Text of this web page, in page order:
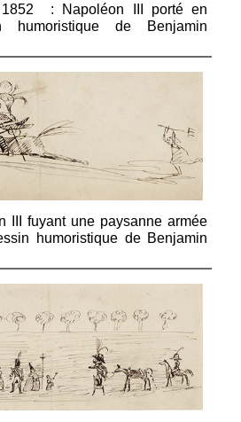
: Napoléon III porté en
humoristique de Benjamin
III fuyant une paysanne armée
humoristique de Benjamin